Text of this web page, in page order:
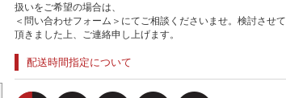
扱いをご希望の場合は、
＜問い合わせフォーム＞にてご相談くださいませ。検討させて
頂きました上、ご連絡申し上げます。
配送時間指定について